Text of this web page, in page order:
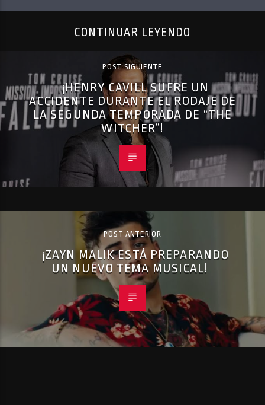
CONTINUAR LEYENDO
POST SIGUIENTE
¡HENRY CAVILL SUFRE UN
ACCIDENTE DURANTE EL RODAJE DE
LA SEGUNDA TEMPORADA DE “THE
WITCHER”!
POST ANTERIOR
¡ZAYN MALIK ESTÁ PREPARANDO
UN NUEVO TEMA MUSICAL!